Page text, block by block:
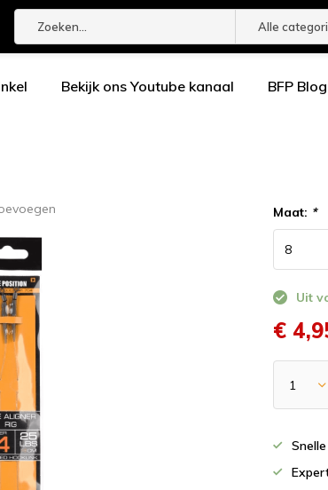
Alle
Bekijk ons Youtube kanaal BFP Blog
Maat: *
Uit
€